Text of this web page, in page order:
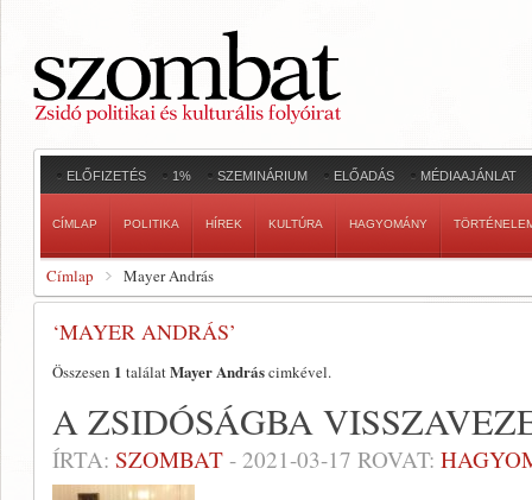
ELŐFIZETÉS 1% SZEMINÁRIUM ELŐADÁS MÉDIAAJÁNLAT
CÍMLAP POLITIKA HÍREK KULTÚRA HAGYOMÁNY
Címlap Mayer András
‘MAYER ANDRÁS’
Összesen 1 találatMayer Andráscimkével.
A ZSIDÓSÁGBA
ÍRTA: SZOMBAT - 2021-03-17 ROVAT: